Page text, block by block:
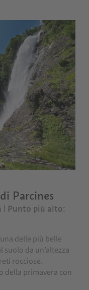
Parcines
| Punto più alto:
delle più belle
suolo da un’altezza
rocciose.
della primavera con